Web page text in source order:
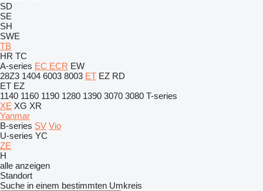
SD
SE
SH
SWE
TB
HR TC
A-series EC ECR EW
28Z3 1404 6003 8003 ET EZ RD
ET EZ
1140 1160 1190 1280 1390 3070 3080 T-series
XE XG XR
Yanmar
B-series SV Vio
U-series YC
ZE
H
alle anzeigen
Standort
Suche in einem bestimmten Umkreis